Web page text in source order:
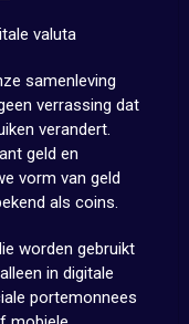
valuta
samenleving
verrassing dat
verandert.
geld en
vorm van geld
als coins.
worden gebruikt
in digitale
portemonnees